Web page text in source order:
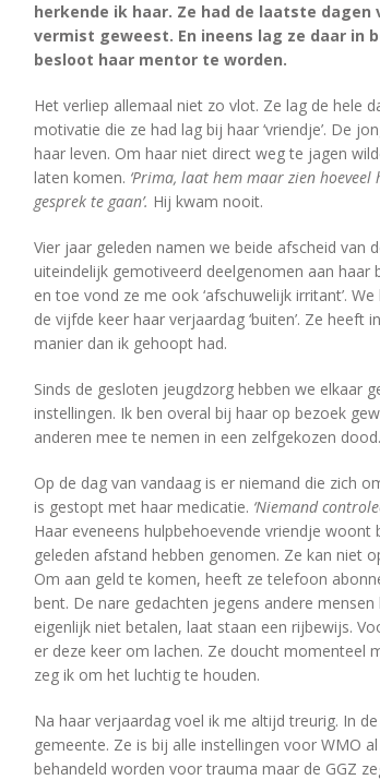
herkende ik haar. Ze had de laatste
vermist geweest. En ineens lag ze daar in
besloot haar mentor te worden.
Het verliep allemaal niet zo vlot. Ze lag de hele
motivatie die ze had lag bij haar ‘vriendje’. De
haar leven. Om haar niet direct weg te jagen
laten komen. ‘Prima, laat hem maar zien
gesprek te gaan’. Hij kwam nooit.
Vier jaar geleden namen we beide afscheid van
uiteindelijk gemotiveerd deelgenomen aan
en toe vond ze me ook ‘afschuwelijk irritant’.
de vijfde keer haar verjaardag ‘buiten’. Ze
manier dan ik gehoopt had.
Sinds de gesloten jeugdzorg hebben we elkaar
instellingen. Ik ben overal bij haar op bezoek
anderen mee te nemen in een zelfgekozen
Op de dag van vandaag is er niemand die zich
is gestopt met haar medicatie. ‘Niemand
Haar eveneens hulpbehoevende vriendje
geleden afstand hebben genomen. Ze kan niet
Om aan geld te komen, heeft ze telefoon
bent. De nare gedachten jegens andere
eigenlijk niet betalen, laat staan een rijbewijs.
er deze keer om lachen. Ze doucht momenteel
zeg ik om het luchtig te houden.
Na haar verjaardag voel ik me altijd treurig. In
gemeente. Ze is bij alle instellingen voor WMO
behandeld worden voor trauma maar de GGZ